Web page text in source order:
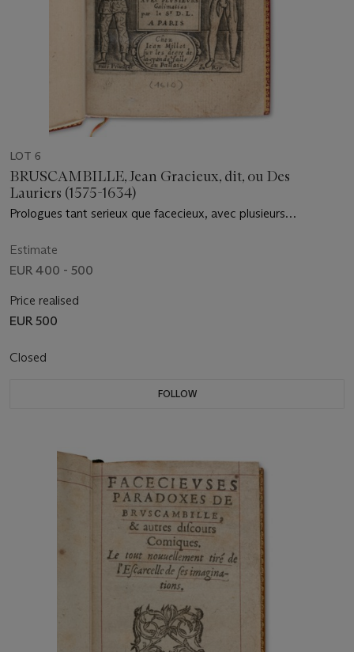
LOT 6
BRUSCAMBILLE, Jean Gracieux, dit, ou Des
Lauriers (1575-1634)
Prologues tant serieux que facecieux, avec plusieurs
Estimate
EUR 400 - 500
Price realised
EUR 500
Closed
FOLLOW